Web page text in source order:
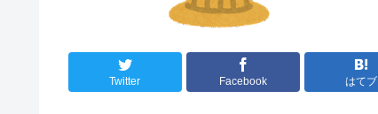
Twitter Facebook はてブ